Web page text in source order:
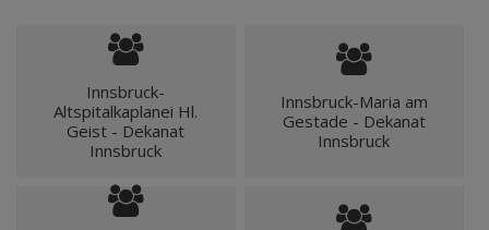
Innsbruck-
Altspitalkaplanei Hl.
Geist - Dekanat
Innsbruck
Innsbruck-Maria am
Gestade - Dekanat
Innsbruck